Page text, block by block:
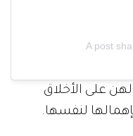
A post
على الأخلاق
لنفسها.